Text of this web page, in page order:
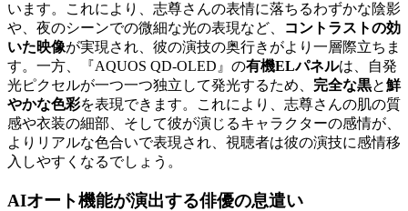
います。これにより、志尊さんの表情に落ちるわずかな陰影
や、夜のシーンでの微細な光の表現など、
コントラストの効
いた映像が実現され、彼の演技の奥行きがより一層際立ちま
す。一方、『AQUOS QD-OLED』の有機ELパネルは、自発
光ピクセルが一つ一つ独立して発光するため、 完全な黒と鮮
やかな色彩を表現できます。これにより、志尊さんの肌の質
感や衣装の細部、そして彼が演じるキャラクターの感情が、
よりリアルな色合いで表現され、視聴者は彼の演技に感情移
入しやすくなるでしょう。
AIオート機能が演出する俳優の息遣い